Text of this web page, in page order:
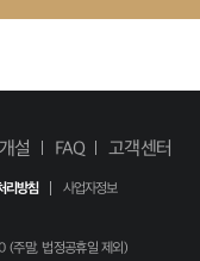
설 FAQ 고객센터
리방침 사업자정보
(주말, 법정공휴일 제외)